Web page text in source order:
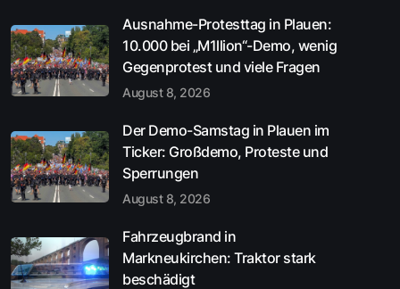
Ausnahme-Protesttag in Plauen:
10.000 bei „M1llion“-Demo, wenig
Gegenprotest und viele Fragen
August 8, 2026
Der Demo-Samstag in Plauen im
Ticker: Großdemo, Proteste und
Sperrungen
August 8, 2026
Fahrzeugbrand in
Markneukirchen: Traktor stark
beschädigt